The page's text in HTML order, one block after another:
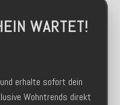
WARTET!
erhalte sofort dein
Wohntrends direkt